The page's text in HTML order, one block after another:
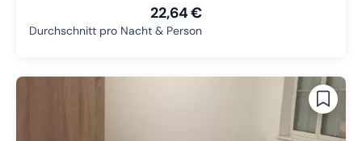
22,64 €
Durchschnitt pro Nacht & Person